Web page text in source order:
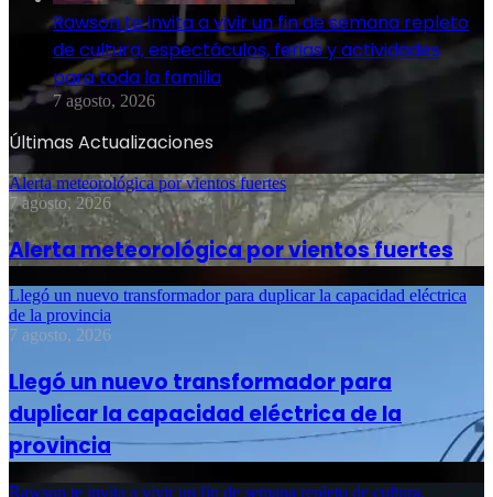
Rawson te invita a vivir un fin de semana repleto
de cultura, espectáculos, ferias y actividades
para toda la familia
7 agosto, 2026
Últimas Actualizaciones
Alerta meteorológica por vientos fuertes
7 agosto, 2026
Alerta meteorológica por vientos fuertes
Llegó un nuevo transformador para duplicar la capacidad eléctrica
de la provincia
7 agosto, 2026
Llegó un nuevo transformador para
duplicar la capacidad eléctrica de la
provincia
Rawson te invita a vivir un fin de semana repleto de cultura,